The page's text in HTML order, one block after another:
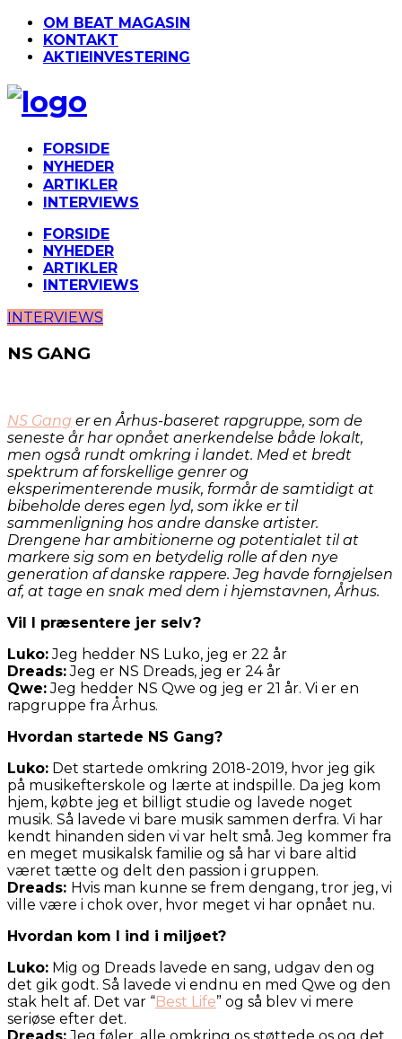
OM BEAT MAGASIN
KONTAKT
AKTIEINVESTERING
FORSIDE
NYHEDER
ARTIKLER
INTERVIEWS
FORSIDE
NYHEDER
ARTIKLER
INTERVIEWS
INTERVIEWS
NS GANG
NS Gang er en Århus-baseret rapgruppe, som de
seneste år har opnået anerkendelse både lokalt,
men også rundt omkring i landet. Med et bredt
spektrum af forskellige genrer og
eksperimenterende musik, formår de samtidigt at
bibeholde deres egen lyd, som ikke er til
sammenligning hos andre danske artister.
Drengene har ambitionerne og potentialet til at
markere sig som en betydelig rolle af den nye
generation af danske rappere. Jeg havde fornøjelsen
af, at tage en snak med dem i hjemstavnen, Århus.
Vil I præsentere jer selv?
Luko:Jeg hedder NS Luko, jeg er 22 år
Dreads:Jeg er NS Dreads, jeg er 24 år
Qwe:Jeg hedder NS Qwe og jeg er 21 år. Vi er en
rapgruppe fra Århus.
Hvordan startede NS Gang?
Luko: Det startede omkring 2018-2019, hvor jeg gik
på musikefterskole og lærte at indspille. Da jeg kom
hjem, købte jeg et billigt studie og lavede noget
musik. Så lavede vi bare musik sammen derfra. Vi har
kendt hinanden siden vi var helt små. Jeg kommer fra
en meget musikalsk familie og så har vi bare altid
været tætte og delt den passion i gruppen.
Dreads: Hvis man kunne se frem dengang, tror jeg, vi
ville være i chok over, hvor meget vi har opnået nu.
Hvordan kom I ind i miljøet?
Luko: Mig og Dreads lavede en sang, udgav den og
det gik godt. Så lavede vi endnu en med Qwe og den
stak helt af. Det var “Best Life” og så blev vi mere
seriøse efter det.